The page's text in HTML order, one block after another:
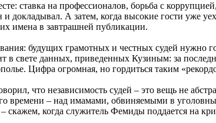
ставка на профессионалов, борьба с
и докладывал. А затем, когда высокие гости
имена в завтрашней публикации.
будущих грамотных и честных судей нужно
в свете данных, приведенных Кузиным: за
Цифра огромная, но гордиться таким
что независимость судей – это вещь не
времени – над имамами, обвиняемыми в
скажем, когда служитель Фемиды поддается на